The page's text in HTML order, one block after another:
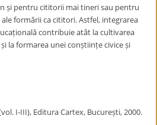
și pentru cititorii mai tineri sau pentru
formării ca cititori. Astfel, integrarea
contribuie atât la cultivarea
la formarea unei conștiințe civice și
I-III), Editura Cartex, București, 2000.